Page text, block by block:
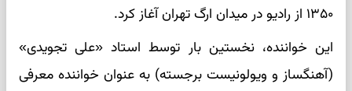
۱۳۵۰ از رادیو در میدان ارگ تهران آغاز کرد.
این خواننده، نخستین بار توسط استاد «علی تجویدی»
(آهنگساز و ویولونیست برجسته) به عنوان خواننده معرفی